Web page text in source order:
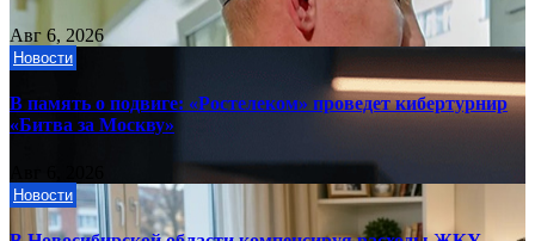
Авг 6, 2026
Новости
В память о подвиге: «Ростелеком» проведет кибертурнир
«Битва за Москву»
Новости